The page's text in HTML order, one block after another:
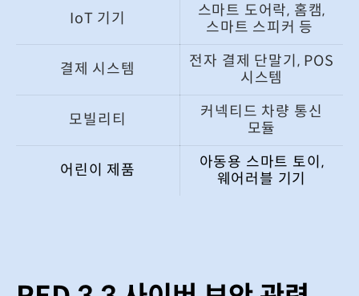
IoT 기기
스마트 도어락, 홈캠,
스마트 스피커 등
결제 시스템
전자 결제 단말기, POS
시스템
모빌리티
커넥티드 차량 통신
모듈
어린이 제품
아동용 스마트 토이,
웨어러블 기기